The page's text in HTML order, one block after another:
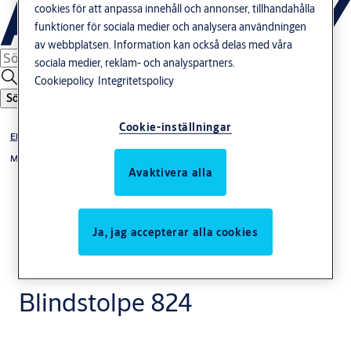
Sök
Elslutbleck
Monteringsstolpar extrakraftiga elslutbleck
Blindstolpe 824
cookies för att anpassa innehåll och annonser, tillhandahålla
funktioner för sociala medier och analysera användningen
av webbplatsen. Information kan också delas med våra
sociala medier, reklam- och analyspartners.
Cookiepolicy Integritetspolicy
Cookie-inställningar
Avaktivera alla
Ja, jag accepterar alla cookies